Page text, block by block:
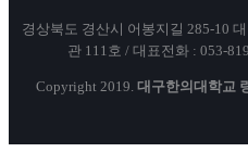
경상북도 경산시 어봉지길 285-10
관 111호 / 대표전화 : 053-
Copyright 2019. 대구한의대학교